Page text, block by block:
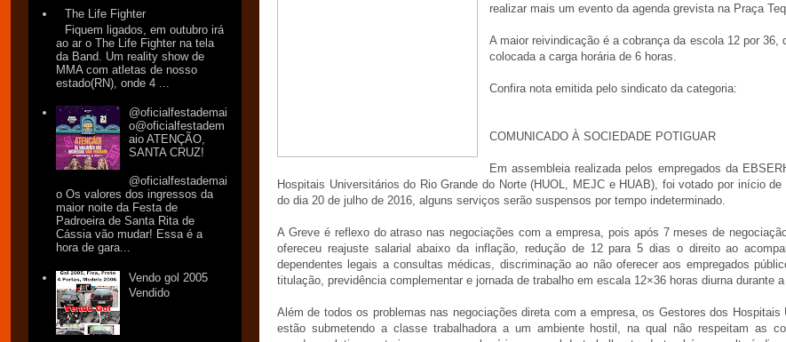
realizar mais um evento da agenda grevista na Praça
A maior reivindicação é a cobrança da escola 12 por 36,
colocada a carga horária de 6 horas.
Confira nota emitida pelo sindicato da categoria:
COMUNICADO À SOCIEDADE POTIGUAR
Em assembleia realizada pelos empregados da
Hospitais Universitários do Rio Grande do Norte (HUOL, MEJC e HUAB), foi votado por início de
do dia 20 de julho de 2016, alguns serviços serão suspensos por tempo indeterminado.
A Greve é reflexo do atraso nas negociações com a empresa, pois após 7 meses de
ofereceu reajuste salarial abaixo da inflação, redução de 12 para 5 dias o direito ao
dependentes legais a consultas médicas, discriminação ao não oferecer aos empregados
titulação, previdência complementar e jornada de trabalho em escala 12×36 horas diurna durante
Além de todos os problemas nas negociações direta com a empresa, os Gestores dos Hospitais
estão submetendo a classe trabalhadora a um ambiente hostil, na qual não respeitam as
The Life Fighter
Fiquem ligados, em outubro irá
ao ar o The Life Fighter na tela
da Band. Um reality show de
MMA com atletas de nosso
estado(RN), onde 4 ...
@oficialfestademai
o@oficialfestadem
aio ATENÇÃO,
SANTA CRUZ!
@oficialfestademai
o Os valores dos ingressos da
maior noite da Festa de
Padroeira de Santa Rita de
Cássia vão mudar! Essa é a
hora de gara...
Vendo gol 2005
Vendido